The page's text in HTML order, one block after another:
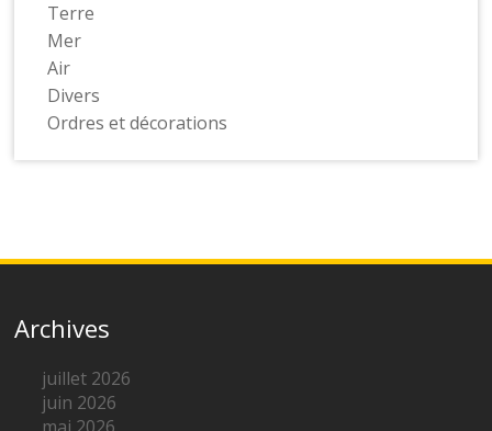
Terre
Mer
Air
Divers
Ordres et décorations
Archives
juillet 2026
juin 2026